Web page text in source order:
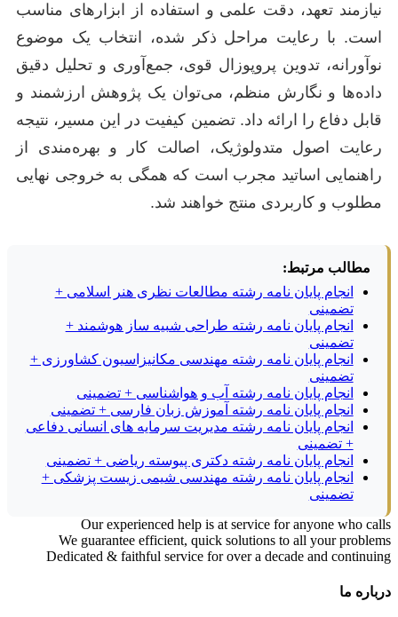
نیازمند تعهد، دقت علمی و استفاده از ابزارهای مناسب
است. با رعایت مراحل ذکر شده، انتخاب یک موضوع
نوآورانه، تدوین پروپوزال قوی، جمع‌آوری و تحلیل دقیق
داده‌ها و نگارش منظم، می‌توان یک پژوهش ارزشمند و
قابل دفاع را ارائه داد. تضمین کیفیت در این مسیر، نتیجه
رعایت اصول متدولوژیک، اصالت کار و بهره‌مندی از
راهنمایی اساتید مجرب است که همگی به خروجی نهایی
مطلوب و کاربردی منتج خواهند شد.
مطالب مرتبط:
انجام پایان نامه رشته مطالعات نظری هنر اسلامی +
تضمینی
انجام پایان نامه رشته طراحی شبیه ساز هوشمند +
تضمینی
انجام پایان نامه رشته مهندسی مکانیزاسیون کشاورزی +
تضمینی
انجام پایان نامه رشته آب و هواشناسی + تضمینی
انجام پایان نامه رشته آموزش زبان فارسی + تضمینی
انجام پایان نامه رشته مدیریت سرمایه های انسانی دفاعی
+ تضمینی
انجام پایان نامه رشته دکتری پیوسته ریاضی + تضمینی
انجام پایان نامه رشته مهندسی شیمی زیست پزشکی +
تضمینی
Our experienced help is at service for anyone who calls
We guarantee efficient, quick solutions to all your problems
Dedicated & faithful service for over a decade and continuing
درباره ما